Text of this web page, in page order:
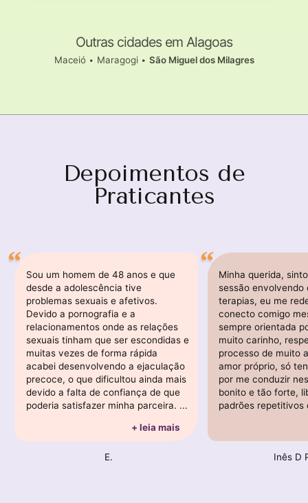
Outras cidades em Alagoas
Maceió• Maragogi• São Miguel dos Milagres
Depoimentos de
Praticantes
Sou um homem de 48 anos e que
desde a adolescência tive
problemas sexuais e afetivos.
Devido a pornografia e a
relacionamentos onde as relações
sexuais tinham que ser escondidas e
muitas vezes de forma rápida
acabei desenvolvendo a ejaculação
precoce, o que dificultou ainda mais
devido a falta de confiança de que
poderia satisfazer minha parceira. ...
+ leia mais
E.
Minha querida,
sessão envolvendo
terapias, eu me
conecto comigo
sempre orientada
muito carinho,
processo de muito
amor próprio, só
por me conduzir
bonito e tão forte,
padrões repetitivos
Inês D